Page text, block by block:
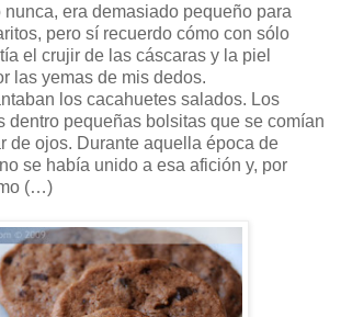
era demasiado pequeño para
pero sí recuerdo cómo con sólo
el crujir de las cáscaras y la piel
las yemas de mis dedos.
los cacahuetes salados. Los
dentro pequeñas bolsitas que se comían
de ojos. Durante aquella época de
se había unido a esa afición y, por
(…)